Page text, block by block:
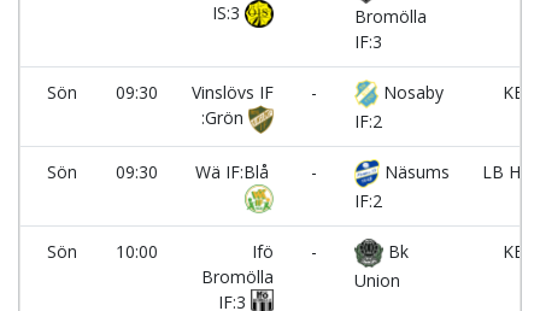
IS:3
Bromölla
IF:3
Sön 09:30
Vinslövs IF
:Grön
-
Nosaby
IF:2
KET
Sön 09:30 Wä IF:Blå -
Näsums
IF:2
LB
Sön 10:00
Ifö
Bromölla
IF:3
-
Bk
Union
KET